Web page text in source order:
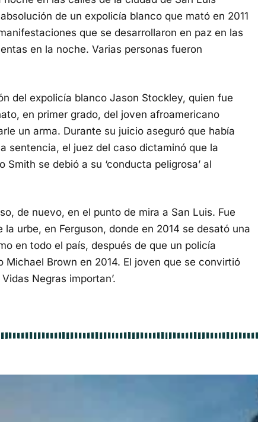
de un expolicía blanco que mató en 2011
que se desarrollaron en paz en las
en la noche. Varias personas fueron
del expolicía blanco Jason Stockley, quien fue
en primer grado, del joven afroamericano
un arma. Durante su juicio aseguró que había
sentencia, el juez del caso dictaminó que la
se debió a su ‘conducta peligrosa’ al
de nuevo, en el punto de mira a San Luis. Fue
urbe, en Ferguson, donde en 2014 se desató una
en todo el país, después de que un policía
Michael Brown en 2014. El joven que se convirtió
Negras importan’.